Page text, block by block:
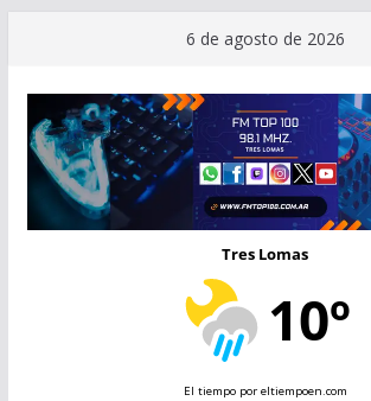
contenido
6 de agosto de 2026
Tres Lomas
10º
El tiempopor eltiempoen.com